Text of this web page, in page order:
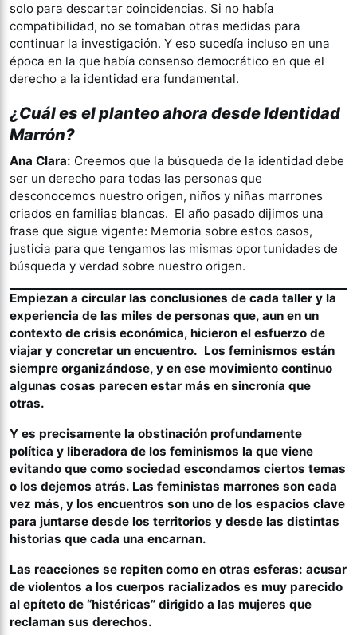
solo para descartar coincidencias. Si no había
compatibilidad, no se tomaban otras medidas para
continuar la investigación. Y eso sucedía incluso en una
época en la que había consenso democrático en que el
derecho a la identidad era fundamental.
¿Cuál es el planteo ahora desde Identidad
Marrón?
Ana Clara: Creemos que la búsqueda de la identidad debe
ser un derecho para todas las personas que
desconocemos nuestro origen, niños y niñas marrones
criados en familias blancas. El año pasado dijimos una
frase que sigue vigente: Memoria sobre estos casos,
justicia para que tengamos las mismas oportunidades de
búsqueda y verdad sobre nuestro origen.
Empiezan a circular las conclusiones de cada taller y la
experiencia de las miles de personas que, aun en un
contexto de crisis económica, hicieron el esfuerzo de
viajar y concretar un encuentro. Los feminismos están
siempre organizándose, y en ese movimiento continuo
algunas cosas parecen estar más en sincronía que
otras.
Y es precisamente la obstinación profundamente
política y liberadora de los feminismos la que viene
evitando que como sociedad escondamos ciertos temas
o los dejemos atrás. Las feministas marrones son cada
vez más, y los encuentros son uno de los espacios clave
para juntarse desde los territorios y desde las distintas
historias que cada una encarnan.
Las reacciones se repiten como en otras esferas: acusar
de violentos a los cuerpos racializados es muy parecido
al epíteto de “histéricas” dirigido a las mujeres que
reclaman sus derechos.